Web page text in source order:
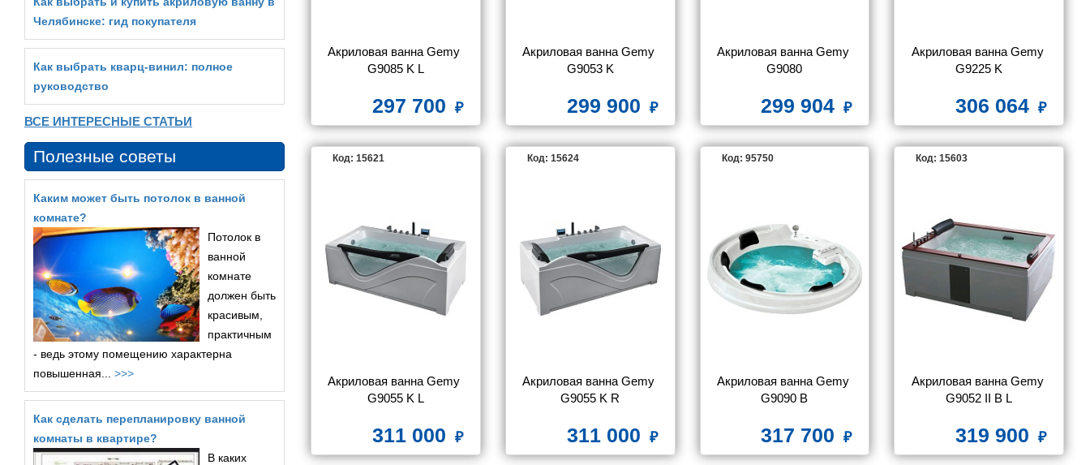
Акриловая ванна Gemy
G9085 K L
297 700
Акриловая ванна Gemy
G9053 K
299 900
Акриловая ванна Gemy
G9080
299 904
Акриловая ванна Gemy
G9225 K
306 064
Код: 15621
Акриловая ванна Gemy
G9055 K L
311 000
Код: 15624
Акриловая ванна Gemy
G9055 K R
311 000
Код: 95750
Акриловая ванна Gemy
G9090 B
317 700
Код: 15603
Акриловая ванна Gemy
G9052 II B L
319 900
Челябинске: гид покупателя
Как выбрать кварц‑винил: полное
руководство
ВСЕ ИНТЕРЕСНЫЕ СТАТЬИ
Полезные советы
Каким может быть потолок в ванной
комнате?
Потолок в
ванной
комнате
должен быть
красивым,
практичным
- ведь этому помещению характерна
повышенная... >>>
Как сделать перепланировку ванной
комнаты в квартире?
В каких